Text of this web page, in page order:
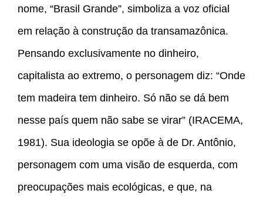
nome, “Brasil Grande”, simboliza a voz oficial
em relação à construção da transamazônica.
Pensando exclusivamente no dinheiro,
capitalista ao extremo, o personagem diz: “Onde
tem madeira tem dinheiro. Só não se dá bem
nesse país quem não sabe se virar” (IRACEMA,
1981). Sua ideologia se opõe à de Dr. Antônio,
personagem com uma visão de esquerda, com
preocupações mais ecológicas, e que, na